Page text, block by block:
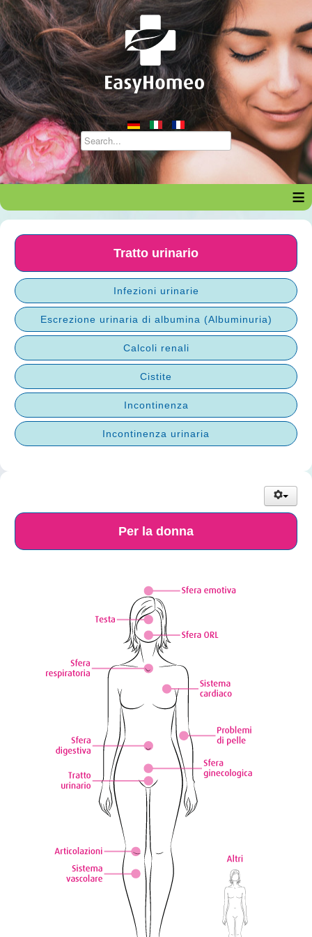
≡
Tratto urinario
Infezioni urinarie
Escrezione urinaria di albumina (Albuminuria)
Calcoli renali
Cistite
Incontinenza
Incontinenza urinaria
Per la donna